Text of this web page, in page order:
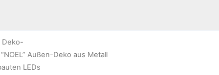
Deko-
Außen-Deko aus Metall
LEDs